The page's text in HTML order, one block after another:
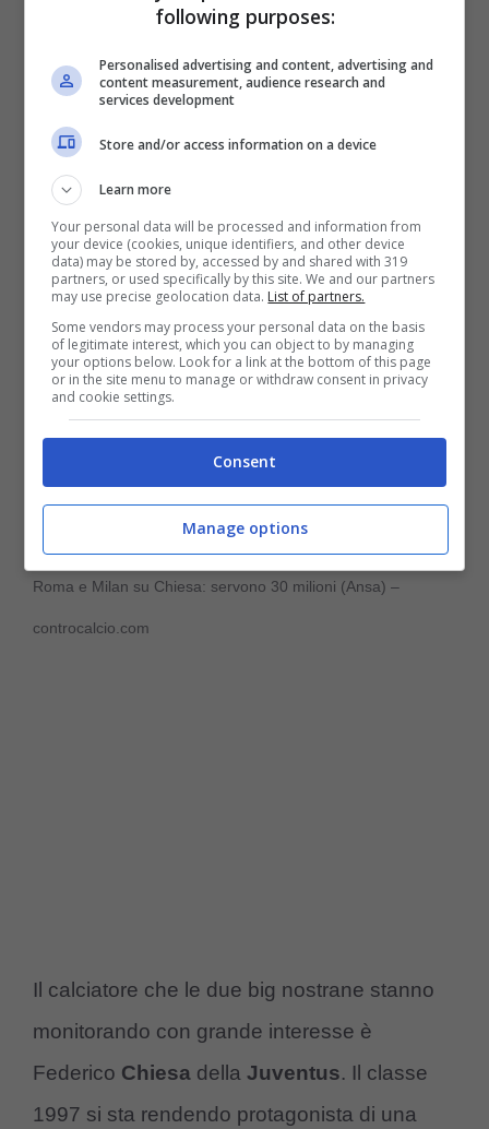
cederlo: il prezzo è un affare
Come detto in precedenza, nonostante la
stagione stia entrando nella sua fase più
quanto riguarda il futuro.
Roma e Milan su Chiesa: servono 30 milioni (Ansa) –
controcalcio.com
Il calciatore che le due big nostrane stanno
monitorando con grande interesse è
Federico Chiesa della Juventus. Il classe
1997 si sta rendendo protagonista di una
following purposes:
Personalised advertising and content, advertising and
content measurement, audience research and
services development
Store and/or access information on a device
Learn more
Your personal data will be processed and information from
your device (cookies, unique identifiers, and other device
data) may be stored by, accessed by and shared with 319
partners, or used specifically by this site. We and our partners
may use precise geolocation data. List of partners.
Some vendors may process your personal data on the basis
of legitimate interest, which you can object to by managing
your options below. Look for a link at the bottom of this page
or in the site menu to manage or withdraw consent in privacy
and cookie settings.
Consent
Manage options